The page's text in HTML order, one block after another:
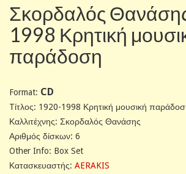
Σκορδαλός
1998 Κρητική
παράδοση
Format: CD
Tίτλος: 1920-1998 Κρητική μουσική
Καλλιτέχνης: Σκορδαλός Θανάσης
Αριθμός δίσκων: 6
Other Info: Box Set
Κατασκευαστής: AERAKIS